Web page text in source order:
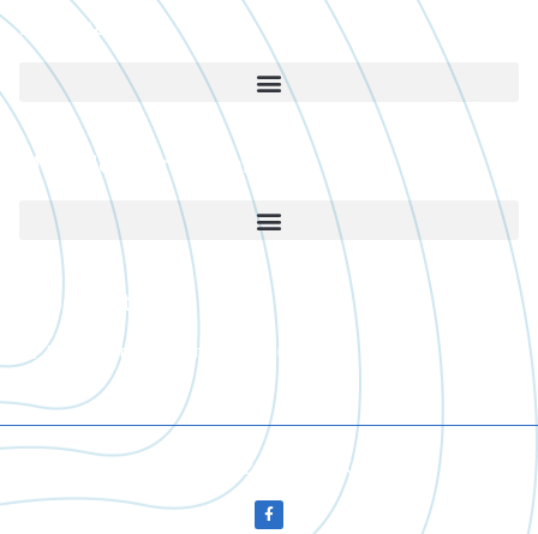
Információ
Működési területünk
Kapcsolat
krisztian@esomester.hu
Copyright © 2023 Szili Krisztián